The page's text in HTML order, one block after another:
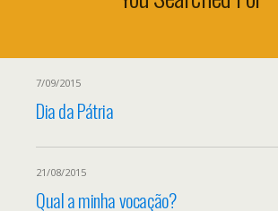
7/09/2015
Dia da Pátria
21/08/2015
Qual a minha vocação?